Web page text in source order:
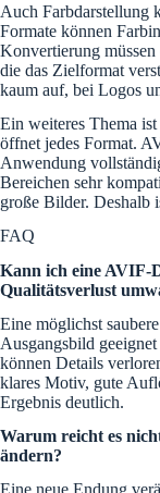
Auch Farbdarstellung
Formate können
Konvertierung
die das Zielformat
kaum auf, bei Logos
Ein weiteres Thema
öffnet jedes Format.
Anwendung
Bereichen sehr
große Bilder. Deshalb
FAQ
Kann ich eine AVIF-
Qualitätsverlust
Eine möglichst
Ausgangsbild
können Details
klares Motiv, gute
Ergebnis deutlich.
Warum reicht es
ändern?
Eine neue Endung